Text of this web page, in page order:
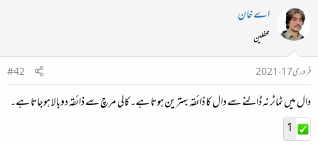
اے خان
محفلین
فروری 17، 2021
#42
دال میں ٹماٹر نہ ڈالنے سے دال کا ذائقہ بہترین ہوتا ہے۔کالی مرچ سے ذائقہ دوبالا ہوجاتا ہے۔
1